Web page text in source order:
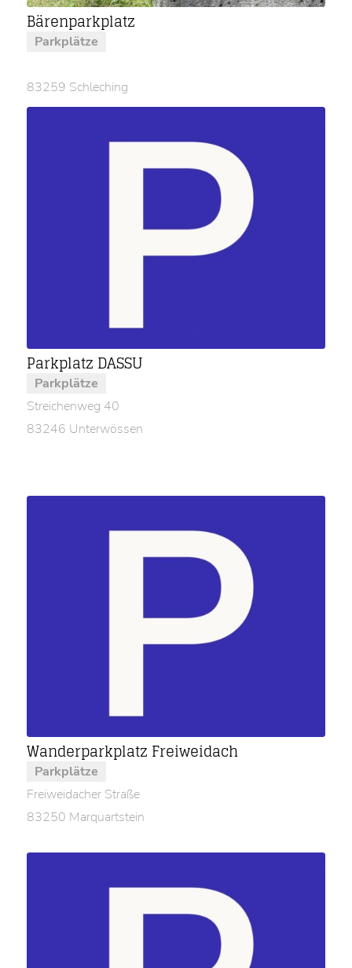
Bärenparkplatz
Parkplätze
83259 Schleching
Parkplatz DASSU
Parkplätze
Streichenweg 40
83246 Unterwössen
Wanderparkplatz Freiweidach
Parkplätze
Freiweidacher Straße
83250 Marquartstein